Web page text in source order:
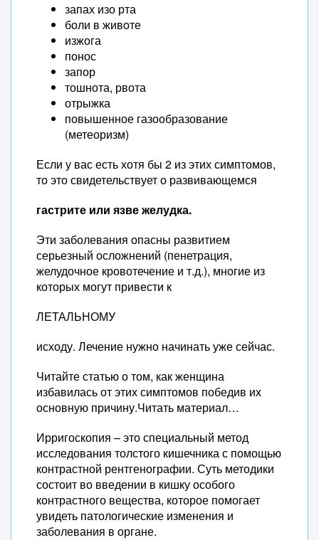
запах изо рта
боли в животе
изжога
понос
запор
тошнота, рвота
отрыжка
повышенное газообразование
(метеоризм)
Если у вас есть хотя бы 2 из этих симптомов,
то это свидетельствует о развивающемся
гастрите или язве желудка.
Эти заболевания опасны развитием
серьезный осложнений (пенетрация,
желудочное кровотечение и т.д.), многие из
которых могут привести к
ЛЕТАЛЬНОМУ
исходу. Лечение нужно начинать уже сейчас.
Читайте статью о том, как женщина
избавилась от этих симптомов победив их
основную причину.Читать материал…
Ирригоскопия – это специальный метод
исследования толстого кишечника с помощью
контрастной рентгенографии. Суть методики
состоит во введении в кишку особого
контрастного вещества, которое помогает
увидеть патологические изменения и
заболевания в органе.